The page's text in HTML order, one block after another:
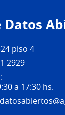
Datos
piso 4
2929
a 17:30 hs.